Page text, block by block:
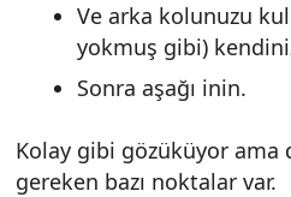
Ve arka kolunuzu
yokmuş gibi)
Sonra aşağı inin.
Kolay gibi gözüküyor ama
gereken bazı noktalar var.